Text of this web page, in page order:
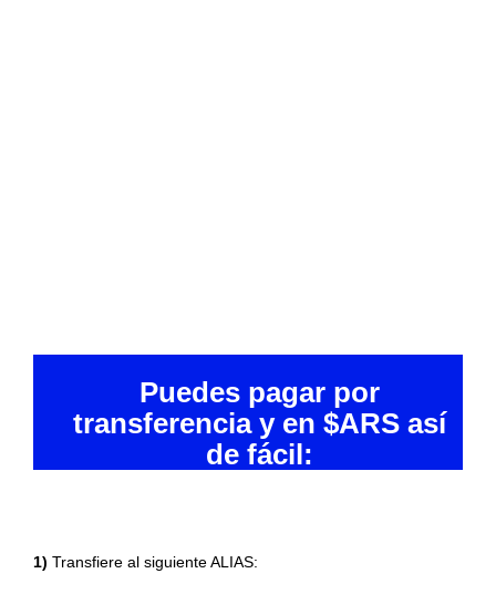
Puedes pagar por
transferencia y en $ARS así
de fácil:
1) Transfiere al siguiente ALIAS: